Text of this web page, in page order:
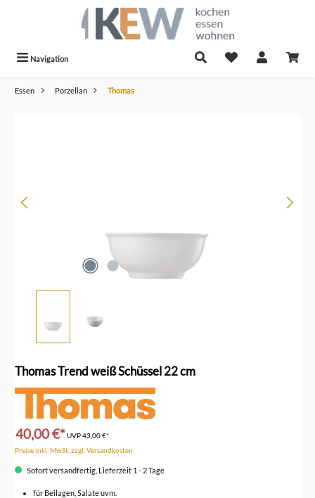
Navigation
Essen Porzellan Thomas
Thomas Trend weiß Schüssel 22 cm
40,00 €*UVP43,00 €*
Preise inkl. MwSt. zzgl. Versandkosten
Sofort versandfertig, Lieferzeit 1 - 2 Tage
für Beilagen, Salate uvm.